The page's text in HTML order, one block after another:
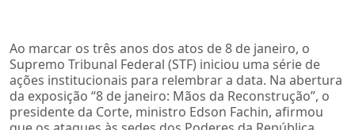
Ao marcar os três anos dos atos de 8 de janeiro, o
Supremo Tribunal Federal (STF) iniciou uma série de
ações institucionais para relembrar a data. Na abertura
da exposição “8 de janeiro: Mãos da Reconstrução”, o
presidente da Corte, ministro Edson Fachin, afirmou